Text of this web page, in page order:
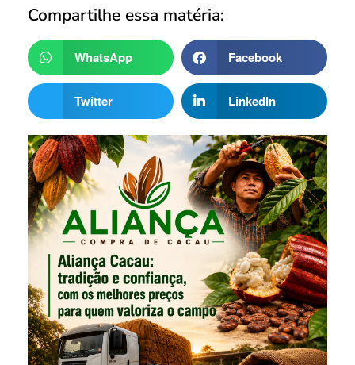
Compartilhe essa matéria:
WhatsApp Facebook
Twitter LinkedIn